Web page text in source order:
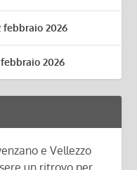
febbraio 2026
2026
e Vellezzo
un ritrovo per